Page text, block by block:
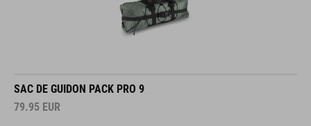
SAC DE GUIDON PACK PRO 9
79.95 EUR